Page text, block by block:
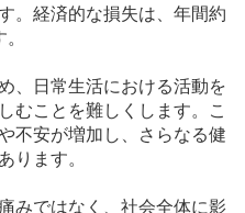
。経済的な損失は、年間約
、日常生活における活動を
むことを難しくします。こ
不安が増加し、さらなる健
ります。
みではなく、社会全体に影